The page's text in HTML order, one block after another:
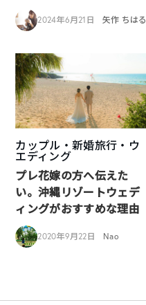
2024年6月21日 矢作 ちはる
カップル・新婚旅行・ウ
エディング
プレ花嫁の方へ伝えた
い。沖縄リゾートウェデ
ィングがおすすめな理由
2020年9月22日 Nao